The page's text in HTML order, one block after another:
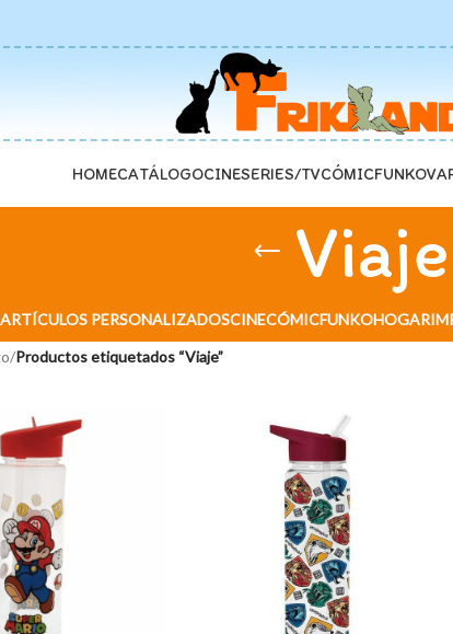
HOMECATÁLOGOCINESERIES/TVCÓMICFUNKO
Viaje
ARTÍCULOS PERSONALIZADOSCINECÓMICFUNKOHOGAR
/Productos etiquetados “Viaje”